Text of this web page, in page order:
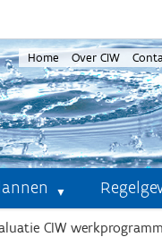
Home Over CIW
CIW